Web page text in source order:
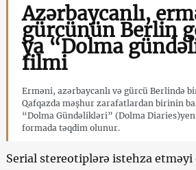
Azərbaycanlı,
gürcünün Berlin
ya “Dolma
filmi
Erməni, azərbaycanlı və gürcü Berlində
Qafqazda məşhur zarafatlardan birinin
“Dolma Gündəlikləri” (Dolma
formada təqdim olunur.
Serial stereotiplərə istehza etməyi